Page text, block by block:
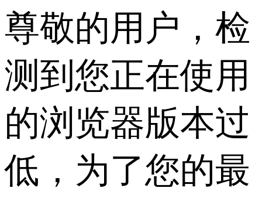
尊敬的用户，检
测到您正在使用
的浏览器版本过
低，为了您的最